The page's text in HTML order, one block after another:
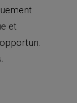
et